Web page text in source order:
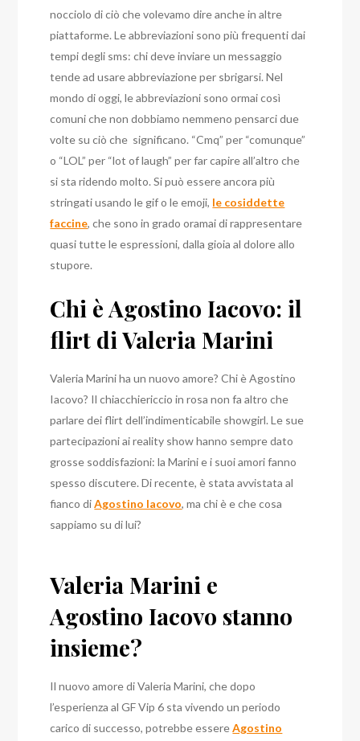
nocciolo di ciò che volevamo dire anche in altre
piattaforme. Le abbreviazioni sono più frequenti dai
tempi degli sms: chi deve inviare un messaggio
tende ad usare abbreviazione per sbrigarsi. Nel
mondo di oggi, le abbreviazioni sono ormai così
comuni che non dobbiamo nemmeno pensarci due
volte su ciò che significano. “Cmq” per “comunque”
o “LOL” per “lot of laugh” per far capire all’altro che
si sta ridendo molto. Si può essere ancora più
stringati usando le gif o le emoji, le cosiddette
faccine, che sono in grado oramai di rappresentare
quasi tutte le espressioni, dalla gioia al dolore allo
stupore.
Chi è Agostino Iacovo: il
flirt di Valeria Marini
Valeria Marini ha un nuovo amore? Chi è Agostino
Iacovo? Il chiacchiericcio in rosa non fa altro che
parlare dei flirt dell’indimenticabile showgirl. Le sue
partecipazioni ai reality show hanno sempre dato
grosse soddisfazioni: la Marini e i suoi amori fanno
spesso discutere. Di recente, è stata avvistata al
fianco diAgostino Iacovo, ma chi è e che cosa
sappiamo su di lui?
Valeria Marini e
Agostino Iacovo stanno
insieme?
Il nuovo amore di Valeria Marini, che dopo
l’esperienza al GF Vip 6 sta vivendo un periodo
carico di successo, potrebbe essereAgostino